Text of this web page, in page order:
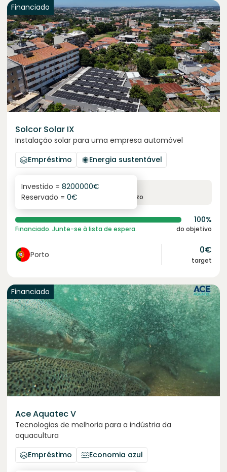
Financiado
Solcor Solar IX
Instalação solar para uma empresa automóvel
Empréstimo
Energia sustentável
6.1%
juro anual prazo
Investido = 8200000€
Reservado = 0€
100%
Financiado. Junte-se à lista de espera. do objetivo
Porto 0€
target
Financiado
Ace Aquatec V
Tecnologias de melhoria para a indústria da
aquacultura
Empréstimo
Economia azul